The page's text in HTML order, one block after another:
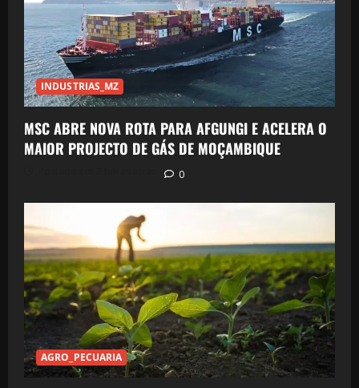
INDUSTRIAS_MZ
MSC ABRE NOVA ROTA PARA AFGUNGI E ACELERA O
MAIOR PROJECTO DE GÁS DE MOÇAMBIQUE
0
AGRO_PECUARIA